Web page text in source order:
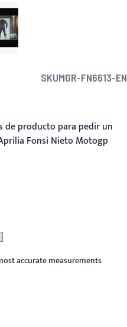
SKUMGR-FN6613-EN
de producto para pedir un
Fonsi Nieto Motogp
accurate measurements